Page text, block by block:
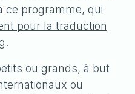
ce programme, qui
pour la traduction
ou grands, à but
ou